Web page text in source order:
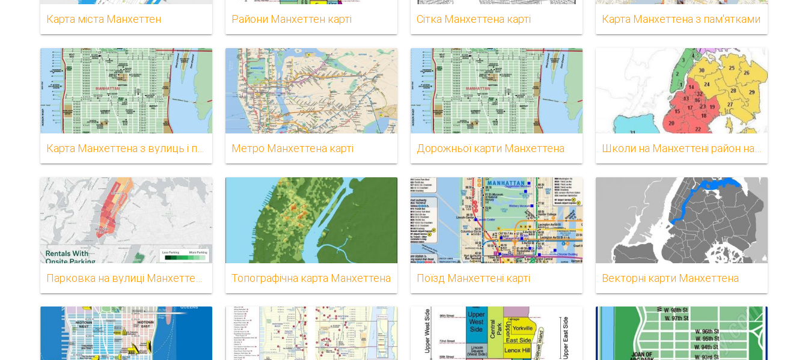
Карта міста Манхеттен Райони Манхеттен карті Сітка Манхеттена карті Карта Манхеттена з пам'ятками
Карта Манхеттена з вулиць і проспектів Метро Манхеттена карті Дорожньої карти Манхеттена Школи на Манхеттені район на карті
Топографічна карта Манхеттена Поїзд Манхеттені карті Векторні карти Манхеттена